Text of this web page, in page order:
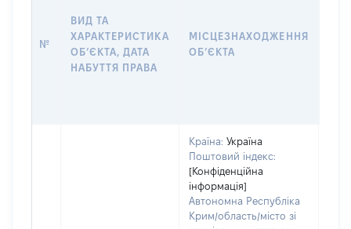
№
ВИД ТА
ХАРАКТЕРИСТИКА
ОБʼЄКТА, ДАТА
НАБУТТЯ ПРАВА
МІСЦЕЗНАХОДЖЕННЯ
ОБʼЄКТА
Країна: Україна
Поштовий індекс:
[Конфіденційна
інформація]
Автономна Республіка
Крим/область/місто зі